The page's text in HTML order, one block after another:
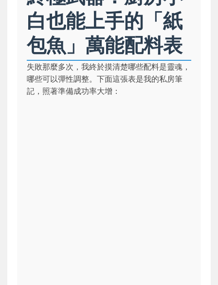
白也能上手的「紙
包魚」萬能配料表
失敗那麼多次，我終於摸清楚哪些配料是靈魂，
哪些可以彈性調整。下面這張表是我的私房筆
記，照著準備成功率大增：